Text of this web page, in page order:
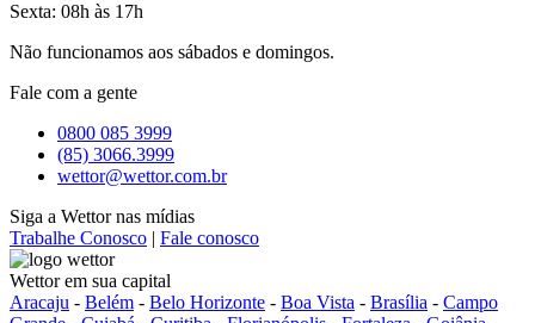
Sexta: 08h às 17h
Não funcionamos aos sábados e domingos.
Fale com a gente
0800 085 3999
(85) 3066.3999
wettor@wettor.com.br
Siga a Wettor nas mídias
Trabalhe Conosco | Fale conosco
Wettor em sua capital
Aracaju - Belém - Belo Horizonte - Boa Vista - Brasília - Campo